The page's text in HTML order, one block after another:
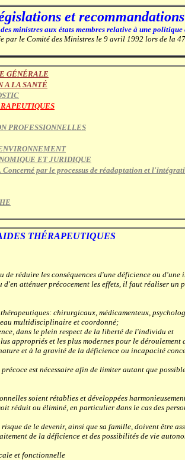
et recommandations
ministres aux états membres relative à une politique
par le Comité des Ministres le 9 avril 1992lors de la
GÉNÉRALE
A LASANTÉ
PROFESSIONNELLES
ET JURIDIQUE
par le processus de réadaptation et
THÉRAPEUTIQUES
réduire les conséquences d'une déficience ou d'une
atténuer précocement les effets, il faut réaliser un
chirurgicaux, médicamenteux,
multidisciplinaire et coordonné;
dans le plein respect de la liberté de l'individu et
et les plus modernes pour le déroulement
et à la gravité de la déficience ou incapacité
est nécessaire afin de limiter autant que
soient rétablies et développées
ou éliminé, en particulier dans le cas des
de le devenir, ainsi que sa famille, doivent être
de la déficience et des possibilités de vie
et fonctionnelle